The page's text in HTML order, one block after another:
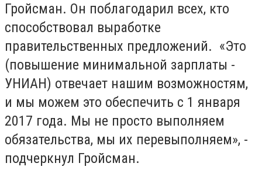
Гройсман. Он поблагодарил всех, кто
способствовал выработке
правительственных предложений. «Это
(повышение минимальной зарплаты -
УНИАН) отвечает нашим возможностям,
и мы можем это обеспечить с 1 января
2017 года. Мы не просто выполняем
обязательства, мы их перевыполняем», -
подчеркнул Гройсман.